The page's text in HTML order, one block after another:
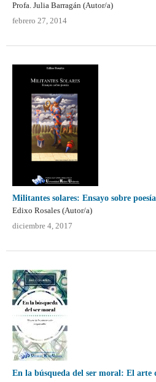
Profa. Julia Barragán (Autor/a)
febrero 27, 2014
Militantes solares: Ensayo sobre poesía
Edixo Rosales (Autor/a)
diciembre 4, 2017
En la búsqueda del ser moral: El arte